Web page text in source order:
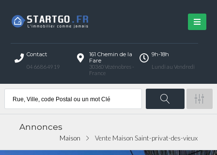
Contact
04 66 86 49 19
161 Chemin de la
Fare
30360 Vézénobres -
France
9h-18h
Lundi au Vendredi
Annonces
Maison Vente Maison Saint-privat-des-vieux